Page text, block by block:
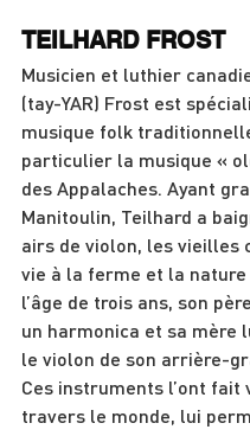
TEILHARD FROST
Musicien et luthier
(tay-YAR) Frost est
musique folk
particulier la musique «
des Appalaches. Ayant
Manitoulin, Teilhard a
airs de violon, les vieilles
vie à la ferme et la nature
l’âge de trois ans, son
un harmonica et sa mère
le violon de son arrière-
Ces instruments l’ont fait
travers le monde, lui